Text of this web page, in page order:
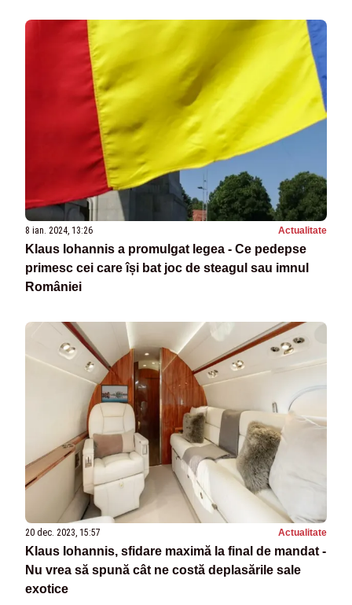
8 ian. 2024, 13:26 Actualitate
Klaus Iohannis a promulgat legea - Ce pedepse
primesc cei care își bat joc de steagul sau imnul
României
20 dec. 2023, 15:57 Actualitate
Klaus Iohannis, sfidare maximă la final de mandat -
Nu vrea să spună cât ne costă deplasările sale
exotice